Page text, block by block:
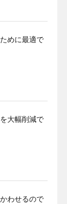
めに最適で
大幅削減で
わせるので